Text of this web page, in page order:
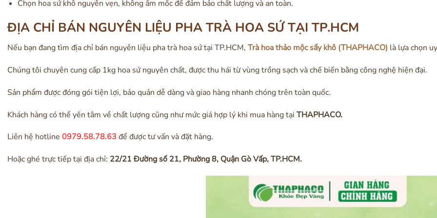
Chọn hoa sứ khô nguyên vẹn, không ẩm mốc để đảm bảo chất lượng và an toàn.
ĐỊA CHỈ BÁN NGUYÊN LIỆU PHA TRÀ HOA SỨ TẠI TP.HCM
Nếu bạn đang tìm địa chỉ bán nguyên liệu pha trà hoa sứ tại TP.HCM, Trà hoa thảo mộc sấy khô (THAPHACO) là lựa chọn
Chúng tôi chuyên cung cấp 1kg hoa sứ nguyên chất, được thu hái từ vùng trồng sạch và chế biến bằng công nghệ hiện đại.
Sản phẩm được đóng gói tiện lợi, bảo quản dễ dàng và giao hàng nhanh chóng trên toàn quốc.
Khách hàng có thể yên tâm về chất lượng cũng như mức giá hợp lý khi mua hàng tại THAPHACO.
Liên hệ hotline 0979.58.78.63 để được tư vấn và đặt hàng.
Hoặc ghé trực tiếp tại địa chỉ: 22/21 Đường số 21, Phường 8, Quận Gò Vấp, TP.HCM.